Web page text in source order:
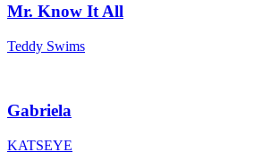
Mr. Know It All
Teddy Swims
Gabriela
KATSEYE